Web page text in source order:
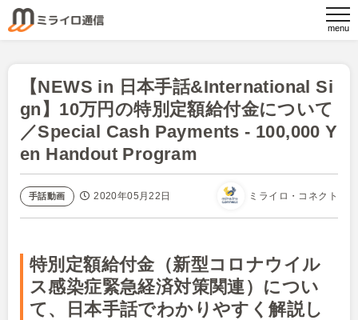
手話動画 2020年05月22日
【NEWS in 日本手話&International Si
gn】10万円の特別定額給付金について
／Special Cash Payments - 100,000 Y
en Handout Program
ミライロ・コネクト
特別定額給付金（新型コロナウイル
ス感染症緊急経済対策関連）につい
て、日本手話でわかりやすく解説し